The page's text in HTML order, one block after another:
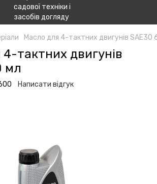
Масло для 4-тактних двигунів SAE30
тактних двигунів
мл
Написати відгук